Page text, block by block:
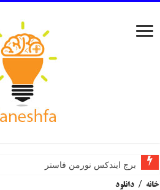
برج ایندکس نورمن فاستر
خانه / دانلود